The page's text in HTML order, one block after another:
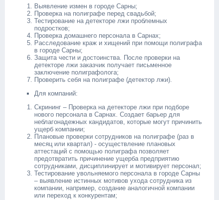
Выявление измен в городе Сарны;
Проверка на полиграфе перед свадьбой;
Тестирование на детекторе лжи проблемных
подростков;
Проверка домашнего персонала в Сарнах;
Расследование краж и хищений при помощи полиграфа
в городе Сарны;
Защита чести и достоинства. После проверки на
детекторе лжи заказчик получает письменное
заключение полиграфолога;
Проверить себя на полиграфе (детектор лжи).
Для компаний:
Скрининг – Проверка на детекторе лжи при подборе
нового персонала в Сарнах. Создает барьер для
неблагонадежных кандидатов, которые могут причинить
ущерб компании;
Плановые проверки сотрудников на полиграфе (раз в
месяц или квартал) - осуществление плановых
аттестаций с помощью полиграфа позволяет
предотвратить причинение ущерба предприятию
сотрудниками, дисциплинирует и мотивирует персонал;
Тестирование увольняемого персонала в городе Сарны
– выявление истинных мотивов ухода сотрудника из
компании, например, создание аналогичной компании
или переход к конкурентам;